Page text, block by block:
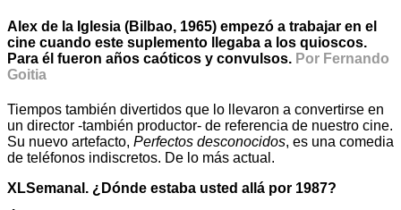
Alex de la Iglesia (Bilbao, 1965) empezó a trabajar en el
cine cuando este suplemento llegaba a los quioscos.
Para él fueron años caóticos y convulsos. Por Fernando
Goitia
Tiempos también divertidos que lo llevaron a convertirse en
un director -también productor- de referencia de nuestro cine.
Su nuevo artefacto, Perfectos desconocidos, es una comedia
de teléfonos indiscretos. De lo más actual.
XLSemanal. ¿Dónde estaba usted allá por 1987?